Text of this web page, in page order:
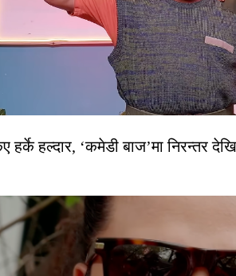
हर्के हल्दार, ‘कमेडी बाज’मा निरन्तर